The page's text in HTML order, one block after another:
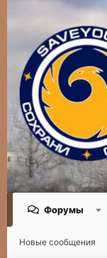
Форумы
Новые сообщения